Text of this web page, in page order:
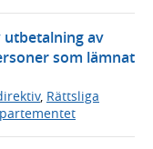
av
som lämnat
, Rättsliga